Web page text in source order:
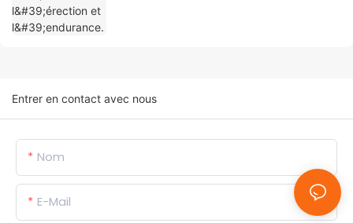
Entrer en contact avec nous
Nom
E-Mail